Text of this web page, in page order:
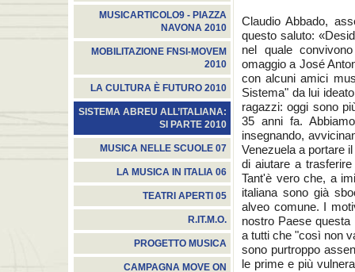
MUSICARTICOLO9 - PIAZZA
NAVONA 2010
MOBILITAZIONE FNSI-MOVEM
2010
LA CULTURA È FUTURO 2010
SISTEMA ABREU ALL’ITALIANA:
SI PARTE 2010
MUSICA NELLE SCUOLE 07
LA MUSICA IN ITALIA 06
TEATRI APERTI 05
R.IT.M.O.
PROGETTO MUSICA
CAMPAGNA MOVE ON
Claudio Abbado,
questo saluto:
nel quale
omaggio a José
con alcuni amici
Sistema" da lui
ragazzi: oggi sono
35 anni fa.
insegnando,
Venezuela a portare
di aiutare a
Tant'è vero che, a
italiana sono già
alveo comune. I
nostro Paese
a tutti che "così non
sono purtroppo
le prime e più